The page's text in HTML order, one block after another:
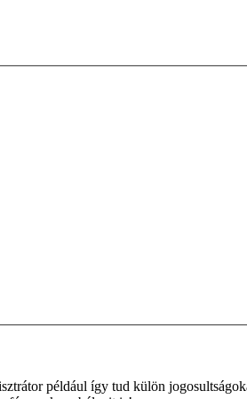
például így tud külön